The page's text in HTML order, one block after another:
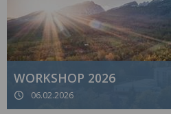
WORKSHOP 2026
06.02.2026